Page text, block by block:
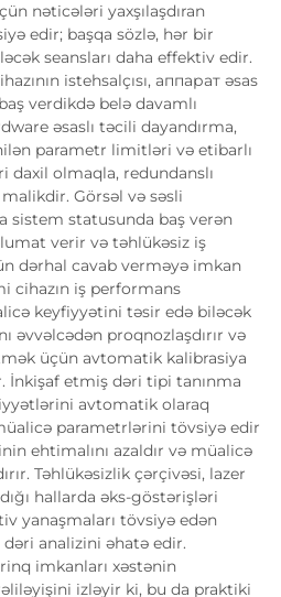
nəticələri yaxşılaşdıran
edir; başqa sözlə, hər bir
seansları daha effektiv edir.
istehsalçısı, аппарат əsas
verdikdə belə davamlı
əsaslı təcili dayandırma,
parametr limitləri və etibarlı
olmaqla, redundanslı
Görsəl və səsli
sistem statusunda baş verən
verir və təhlükəsiz iş
dərhal cavab verməyə imkan
cihazın iş performans
keyfiyyətini təsir edə biləcək
əvvəlcədən proqnozlaşdırır və
üçün avtomatik kalibrasiya
İnkişaf etmiş dəri tipi tanınma
avtomatik olaraq
parametrlərini tövsiyə edir
ehtimalını azaldır və müalicə
Təhlükəsizlik çərçivəsi, lazer
hallarda əks-göstərişləri
yanaşmaları tövsiyə edən
analizini əhatə edir.
imkanları xəstənin
izləyir ki, bu da praktiki